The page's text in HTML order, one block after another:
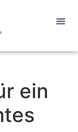
ein